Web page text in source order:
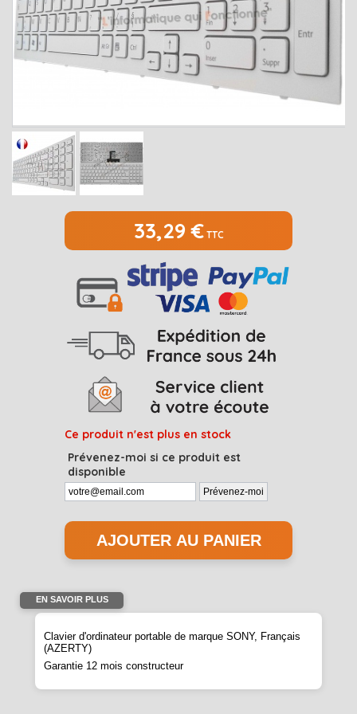
MEDION 2
Open submenu
MSI Open submenu
SAMSUNG
SONY
33,29 €TTC
Ce produit n'est plus en stock
Prévenez-moi si ce produit est
disponible
EN SAVOIR PLUS
Clavier d'ordinateur portable de marque SONY, Français
(AZERTY)
Garantie 12 mois constructeur